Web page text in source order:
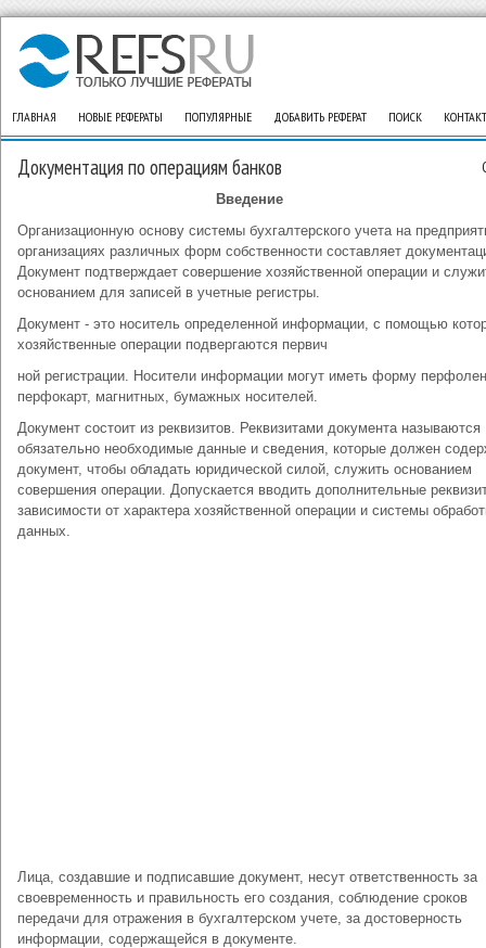
ГЛАВНАЯ НОВЫЕ РЕФЕРАТЫ ПОПУЛЯРНЫЕ ДОБАВИТЬ РЕФЕРАТ ПОИСК
Документация по операциям банков
Введение
Организационную основу системы бухгалтерского учета на
организациях различных форм собственности составляет
Документ подтверждает совершение хозяйственной операции и
основанием для записей в учетные регистры.
Документ - это носитель определенной информации, с помощью
хозяйственные операции подвергаются первич
ной регистрации. Носители информации могут иметь форму
перфокарт, магнитных, бумажных носителей.
Документ состоит из реквизитов. Реквизитами документа называются
обязательно необходимые данные и сведения, которые должен
документ, чтобы обладать юридической силой, служить основанием
совершения операции. Допускается вводить дополнительные
зависимости от характера хозяйственной операции и системы
данных.
Лица, создавшие и подписавшие документ, несут ответственность за
своевременность и правильность его создания, соблюдение сроков
передачи для отражения в бухгалтерском учете, за достоверность
информации, содержащейся в документе.